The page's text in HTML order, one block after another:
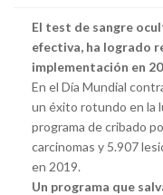
El test de sangre
efectiva, ha logrado
implementación en
En el Día Mundial
un éxito rotundo en la
programa de cribado
carcinomas y 5.907
en 2019.
Un programa que